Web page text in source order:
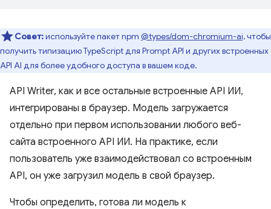
Совет:используйте пакет npm @types/dom-chromium-ai,чтобы
получить типизацию TypeScript для Prompt API и других встроенных
API AI для более удобного доступа в вашем коде.
API Writer, как и все остальные встроенные API ИИ,
интегрированы в браузер. Модель загружается
отдельно при первом использовании любого веб-
сайта встроенного API ИИ. На практике, если
пользователь уже взаимодействовал со встроенным
API, он уже загрузил модель в свой браузер.
Чтобы определить, готова ли модель к